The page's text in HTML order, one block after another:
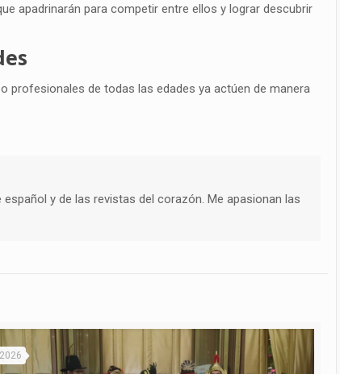
apadrinarán para competir entre ellos y lograr descubrir
profesionales de todas las edades ya actúen de manera
y de las revistas del corazón. Me apasionan las